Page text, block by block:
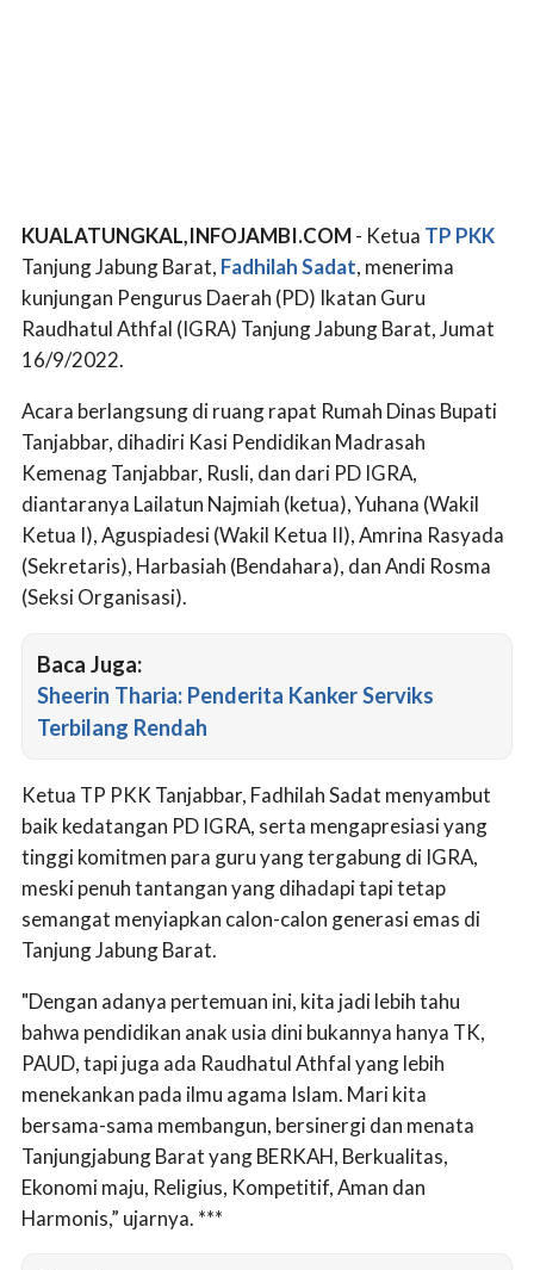
KUALATUNGKAL,INFOJAMBI.COM- Ketua TP PKK
Tanjung Jabung Barat, Fadhilah Sadat, menerima
kunjungan Pengurus Daerah (PD) Ikatan Guru
Raudhatul Athfal (IGRA) Tanjung Jabung Barat, Jumat
16/9/2022.
Acara berlangsung di ruang rapat Rumah Dinas Bupati
Tanjabbar, dihadiri Kasi Pendidikan Madrasah
Kemenag Tanjabbar, Rusli, dan dari PD IGRA,
diantaranya Lailatun Najmiah (ketua), Yuhana (Wakil
Ketua I), Aguspiadesi (Wakil Ketua II), Amrina Rasyada
(Sekretaris), Harbasiah (Bendahara), dan Andi Rosma
(Seksi Organisasi).
Baca Juga:
Sheerin Tharia: Penderita Kanker Serviks
Terbilang Rendah
Ketua TP PKK Tanjabbar, Fadhilah Sadat menyambut
baik kedatangan PD IGRA, serta mengapresiasi yang
tinggi komitmen para guru yang tergabung di IGRA,
meski penuh tantangan yang dihadapi tapi tetap
semangat menyiapkan calon-calon generasi emas di
Tanjung Jabung Barat.
"Dengan adanya pertemuan ini, kita jadi lebih tahu
bahwa pendidikan anak usia dini bukannya hanya TK,
PAUD, tapi juga ada Raudhatul Athfal yang lebih
menekankan pada ilmu agama Islam. Mari kita
bersama-sama membangun, bersinergi dan menata
Tanjungjabung Barat yang BERKAH, Berkualitas,
Ekonomi maju, Religius, Kompetitif, Aman dan
Harmonis,” ujarnya. ***